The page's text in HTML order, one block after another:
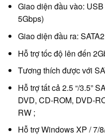
Giao diện đầu vào:
5Gbps)
Giao diện đầu ra:
Hỗ trợ tốc độ lên đến
Tương thích được với
Hỗ trợ tất cả 2.5 “/3.5”
DVD, CD-ROM, DVD-
RW ;
Hỗ trợ Windows XP / 7/